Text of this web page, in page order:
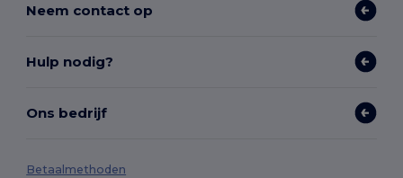
Neem contact op
Hulp nodig?
Ons bedrijf
Betaalmethoden